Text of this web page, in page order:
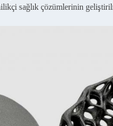
sağlık çözümlerinin